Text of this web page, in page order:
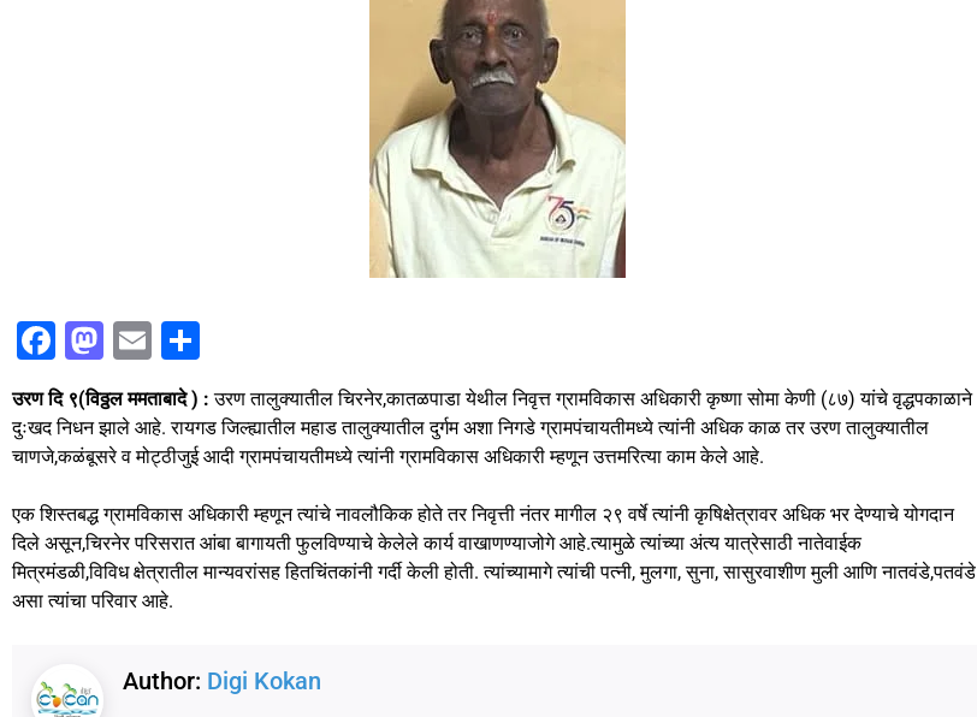
F
a
c
e
o
o
k
M
st
o
o
n
E
m
ai
l
ar
e
उरण दि ९(विठ्ठल ममताबादे ) : उरण तालुक्यातील चिरनेर,कातळपाडा येथील निवृत्त ग्रामविकास अधिकारी कृष्णा सोमा केणी (८७) यांचे वृद्धपकाळाने
दुःखद निधन झाले आहे. रायगड जिल्ह्यातील महाड तालुक्यातील दुर्गम अशा निगडे ग्रामपंचायतीमध्ये त्यांनी अधिक काळ तर उरण तालुक्यातील
चाणजे,कळंबूसरे व मोट्ठीजुई आदी ग्रामपंचायतीमध्ये त्यांनी ग्रामविकास अधिकारी म्हणून उत्तमरित्या काम केले आहे.
एक शिस्तबद्ध ग्रामविकास अधिकारी म्हणून त्यांचे नावलौकिक होते तर निवृत्ती नंतर मागील २९ वर्षे त्यांनी कृषिक्षेत्रावर अधिक भर देण्याचे योगदान
दिले असून,चिरनेर परिसरात आंबा बागायती फुलविण्याचे केलेले कार्य वाखाणण्याजोगे आहे.त्यामुळे त्यांच्या अंत्य यात्रेसाठी नातेवाईक
मित्रमंडळी,विविध क्षेत्रातील मान्यवरांसह हितचिंतकांनी गर्दी केली होती. त्यांच्यामागे त्यांची पत्नी, मुलगा, सुना, सासुरवाशीण मुली आणि नातवंडे,पतवंडे
असा त्यांचा परिवार आहे.
Author: Digi Kokan